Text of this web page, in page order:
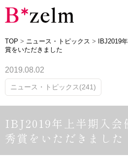
TOP > ニュース・トピックス >
IBJ2019
賞をいただきました
2019.08.02
ニュース・トピックス(241)
IBJ2019年上半期入会
秀賞をいただきました